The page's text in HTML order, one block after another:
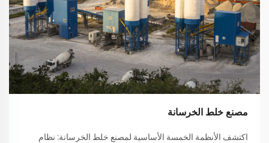
مصنع خلط الخرسانة
اكتشف الأنظمة الخمسة الأساسية لمصنع خلط الخرسانة: نظام